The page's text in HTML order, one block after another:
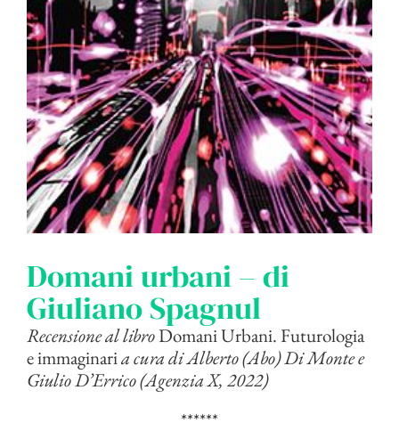
Domani urbani – di
Giuliano Spagnul
Recensione al libroDomani Urbani. Futurologia
e immaginaria cura di Alberto (Abo) Di Monte e
Giulio D’Errico (Agenzia X, 2022)
******